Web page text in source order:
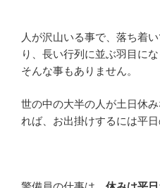
人が沢山いる事で、落ち着
り、長い行列に並ぶ羽目に
そんな事もありません。
世の中の大半の人が土日休
れば、お出掛けするには平